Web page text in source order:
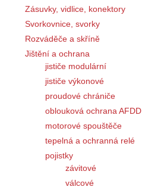
Zásuvky, vidlice, konektory
Svorkovnice, svorky
Rozváděče a skříně
Jištění a ochrana
jističe modulární
jističe výkonové
proudové chrániče
oblouková ochrana AFDD
motorové spouštěče
tepelná a ochranná relé
pojistky
závitové
válcové